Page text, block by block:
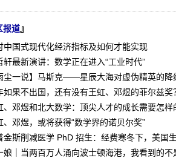
报道』
中国式现代化经济指标及如何才能实现
轩最新演讲：数学正在进入“工业时代”
尘一说】马斯克——星辰大海对虚伪精英的降
如果不出国，还有没有王虹、邓煜的菲尔兹奖
、邓煜和北大数学：顶尖人才的成长需要怎样
、邓煜，或将获得“数学界的诺贝尔奖”
金斯削减医学 PhD 招生：经费寒冬下，美国
娘｜当两百万人涌向波士顿海港，我看到的不